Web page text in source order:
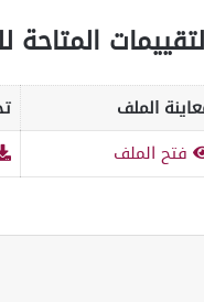
المتاحة
الملف
فتح الملف